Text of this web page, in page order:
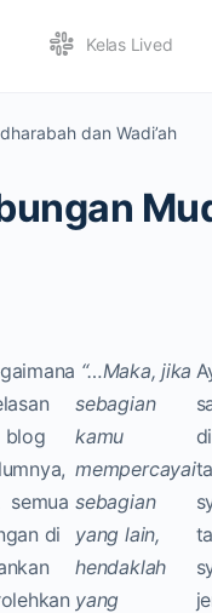
Kelas Lived
dan Wadi’ah
blog
semua
di
“…Maka, jika
sebagian
kamu
mempercayai
sebagian
yang lain,
hendaklah
yang